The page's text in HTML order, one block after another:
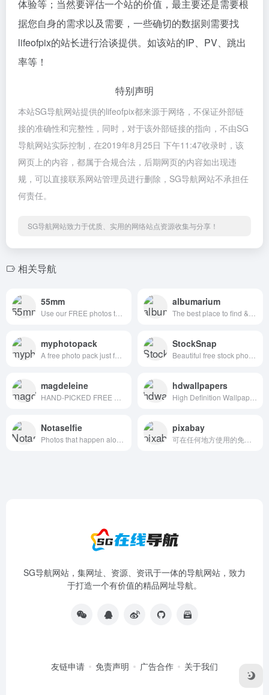
体验等；当然要评估一个站的价值，最主要还是需要根
据您自身的需求以及需要，一些确切的数据则需要找
lifeofpix的站长进行洽谈提供。如该站的IP、PV、跳出
率等！
特别声明
本站SG导航网站提供的lifeofpix都来源于网络，不保证外部链
接的准确性和完整性，同时，对于该外部链接的指向，不由SG
导航网站实际控制，在2019年8月25日 下午11:47收录时，该
网页上的内容，都属于合规合法，后期网页的内容如出现违
规，可以直接联系网站管理员进行删除，SG导航网站不承担任
何责任。
SG导航网站致力于优质、实用的网络站点资源收集与分享！
相关导航
55mm albumarium
myphotopack StockSnap
magdeleine hdwallpapers
Notaselfie pixabay
SG导航网站，集网址、资源、资讯于一体的导航网站，致力
于打造一个有价值的精品网址导航。
友链申请 免责声明 广告合作 关于我们